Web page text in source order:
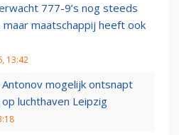
777-9’s nog steeds
maatschappij heeft ook
13:42
mogelijk ontsnapt
op luchthaven Leipzig